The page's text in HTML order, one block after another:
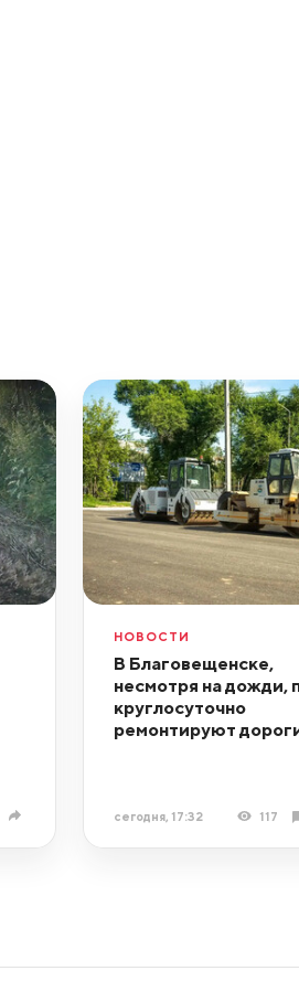
НОВОСТИ
В Благовещенске,
несмотря на дожди,
круглосуточно
ремонтируют
сегодня, 17:32 117